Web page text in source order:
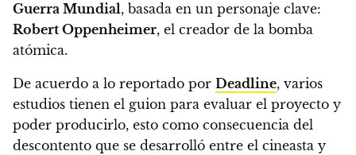
Guerra Mundial, basada en un personaje clave:
Robert Oppenheimer, el creador de la bomba
atómica.
De acuerdo a lo reportado por Deadline, varios
estudios tienen el guion para evaluar el proyecto y
poder producirlo, esto como consecuencia del
descontento que se desarrolló entre el cineasta y